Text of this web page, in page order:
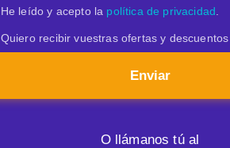
He leído y acepto la política de privacidad.
Quiero recibir vuestras ofertas y descuentos
Enviar
O llámanos tú al